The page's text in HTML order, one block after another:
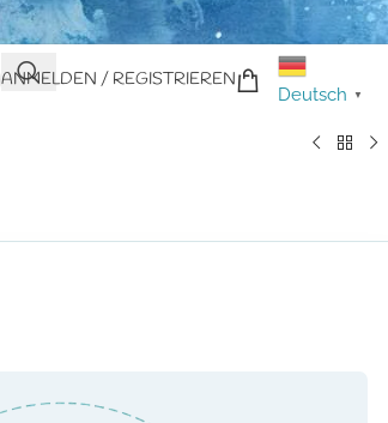
ANMELDEN / REGISTRIEREN
Deutsch ▼